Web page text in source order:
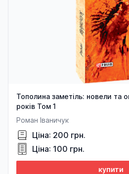
Тополина заметіль: новели та
років Том 1
Роман Іваничук
Ціна: 200 грн.
Ціна: 100 грн.
купити